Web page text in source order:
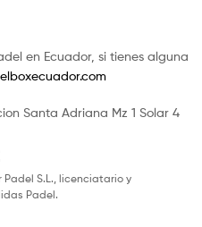
en Ecuador, si tienes alguna
Santa Adriana Mz 1 Solar 4
S.L., licenciatario y
Padel.